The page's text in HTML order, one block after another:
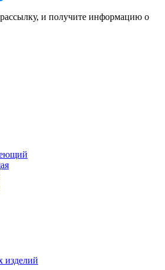
и получите информацию о
изделий